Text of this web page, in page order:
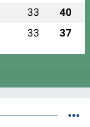
33 40
33 37